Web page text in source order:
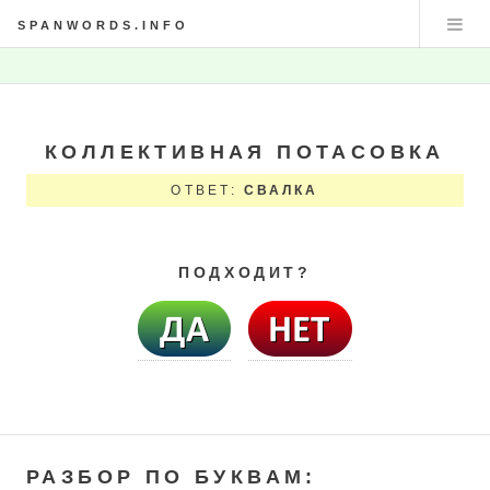
SPANWORDS.INFO
КОЛЛЕКТИВНАЯ ПОТАСОВКА
ОТВЕТ:СВАЛКА
ПОДХОДИТ?
РАЗБОР ПО БУКВАМ: